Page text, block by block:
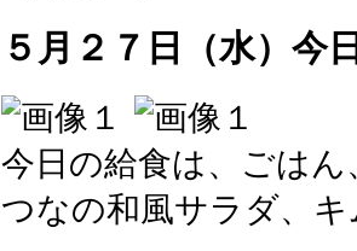
５月２７日（水）今
今日の給食は、ごは
つなの和風サラダ、